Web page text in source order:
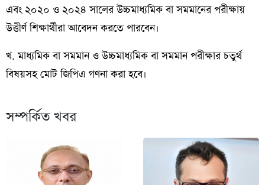
এবং ২০২০ ও ২০২৪ সালের উচ্চমাধ্যমিক বা সমমানের পরীক্ষায়
উত্তীর্ণ শিক্ষার্থীরা আবেদন করতে পারবেন।
খ. মাধ্যমিক বা সমমান ও উচ্চমাধ্যমিক বা সমমান পরীক্ষার চতুর্থ
বিষয়সহ মোট জিপিএ গণনা করা হবে।
সম্পর্কিত খবর